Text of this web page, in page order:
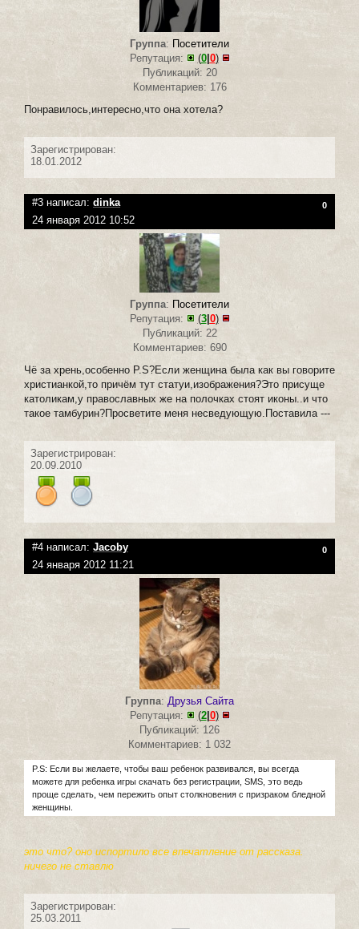
Группа: Посетители
Репутация:
(0| 0)
Публикаций: 20
Комментариев: 176
Понравилось,интересно,что она хотела?
Зарегистрирован:
18.01.2012
#3 написал: dinka 0
24 января 2012 10:52
Группа: Посетители
Репутация:
(3| 0)
Публикаций: 22
Комментариев: 690
Чё за хрень,особенно P.S?Если женщина была как вы говорите
христианкой,то причём тут статуи,изображения?Это присуще
католикам,у православных же на полочках стоят иконы..и что
такое тамбурин?Просветите меня несведующую.Поставила ---
Зарегистрирован:
20.09.2010
#4 написал: Jacoby 0
24 января 2012 11:21
Группа: Друзья Сайта
Репутация:
(2| 0)
Публикаций: 126
Комментариев: 1 032
P.S: Если вы желаете, чтобы ваш ребенок развивался, вы всегда
можете для ребенка игры скачать без регистрации, SMS, это ведь
проще сделать, чем пережить опыт столкновения с призраком бледной
женщины.
это что? оно испортило все впечатление от рассказа.
ничего не ставлю
Зарегистрирован:
25.03.2011